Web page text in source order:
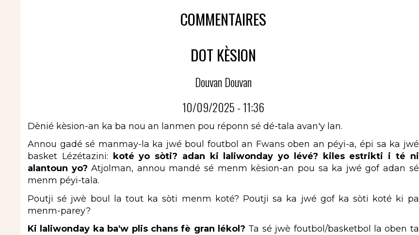
COMMENTAIRES
DOT KÈSION
Douvan Douvan
10/09/2025 - 11:36
Dènié kèsion-an ka ba nou an lanmen pou réponn sé dé-tala avan'y lan.
Annou gadé sé manmay-la ka jwé boul foutbol an Fwans oben an péyi-a, épi sa ka jwé
basket Lézétazini:
koté yo sòti? adan ki laliwonday yo lévé? kiles estrikti i té ni
alantoun yo? Atjolman, annou mandé sé menm kèsion-an pou sa ka jwé gof adan sé
menm péyi-tala.
Poutji sé jwè boul la tout ka sòti menm koté? Poutji sa ka jwé gof ka sòti koté ki pa
menm-parey?
Ki laliwonday ka ba'w plis chans fè gran lékol? Ta sé jwè foutbol/basketbol la oben ta